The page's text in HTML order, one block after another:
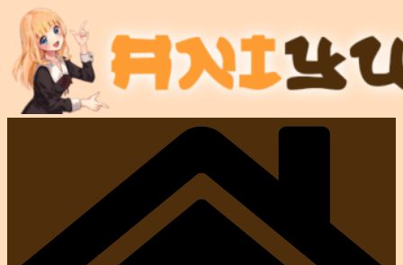
Przejdź
treści